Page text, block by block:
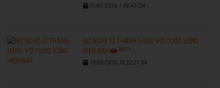
31/01/2016 1:08:47 CH
NỮ NGHỆ SĨ THANH HẰNG VỚI CUỘC SỐNG
HIỆN NAY
32571
18/05/2016 10:22:21 SA